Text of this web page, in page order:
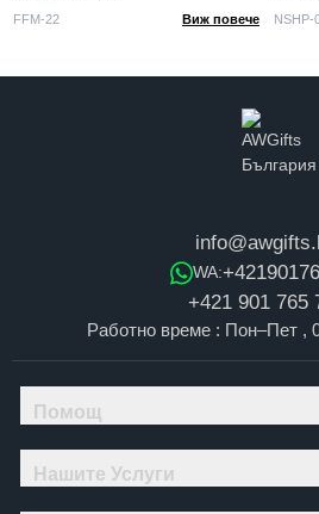
FFM-22 Виж повече NSHP-
WA:
+421 901 765
Работно време : Пон–Пет ,
Помощ
Нашите Услуги